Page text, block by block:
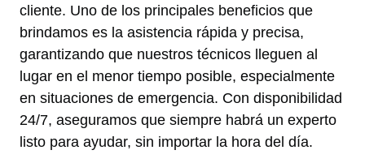
cliente. Uno de los principales beneficios que
brindamos es la asistencia rápida y precisa,
garantizando que nuestros técnicos lleguen al
lugar en el menor tiempo posible, especialmente
en situaciones de emergencia. Con disponibilidad
24/7, aseguramos que siempre habrá un experto
listo para ayudar, sin importar la hora del día.